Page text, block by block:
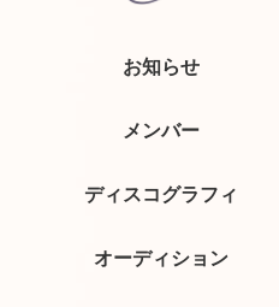
お知らせ
メンバー
ディスコグラフィ
オーディション